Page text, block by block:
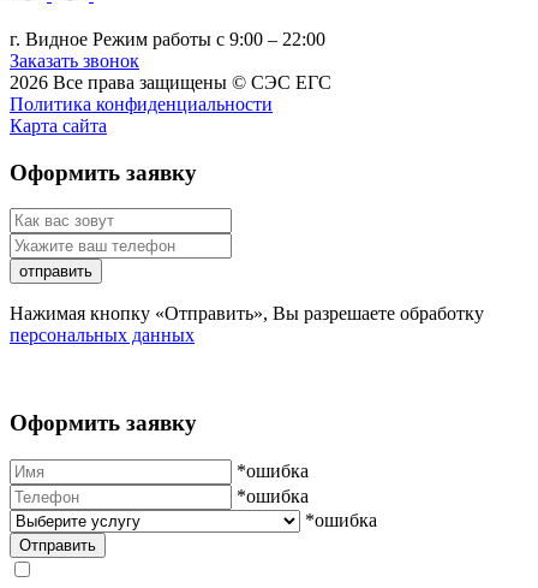
г. Видное Режим работы с 9:00 – 22:00
Заказать звонок
2026 Все права защищены © СЭС ЕГС
Политика конфиденциальности
Карта сайта
Оформить заявку
отправить
Нажимая кнопку «Отправить», Вы разрешаете обработку
персональных данных
Оформить заявку
*ошибка
*ошибка
*ошибка